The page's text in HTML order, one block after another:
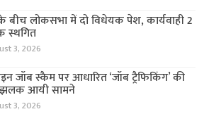
बीच लोकसभा में दो विधेयक पेश, कार्यवाही 2
स्थगित
3, 2026
जॉब स्कैम पर आधारित ‘जॉब ट्रैफिकिंग’ की
आयी सामने
3, 2026